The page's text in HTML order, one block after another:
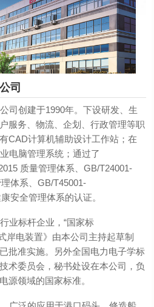
司
司创建于1990年。下设研发、生
服务、物流、企划、行政管理等职
CAD计算机辅助设计工作站；在
电脑管理系统；通过了
质量管理体系、GB/T24001-
体系、GB/T45001-
安全管理体系的认证。
业标杆企业，“国家标
岸电装置》由本公司主持起草制
批准实施。另外全国电力电子学标
术委员会，秘书处设在本公司，负
源领域的国家标准。